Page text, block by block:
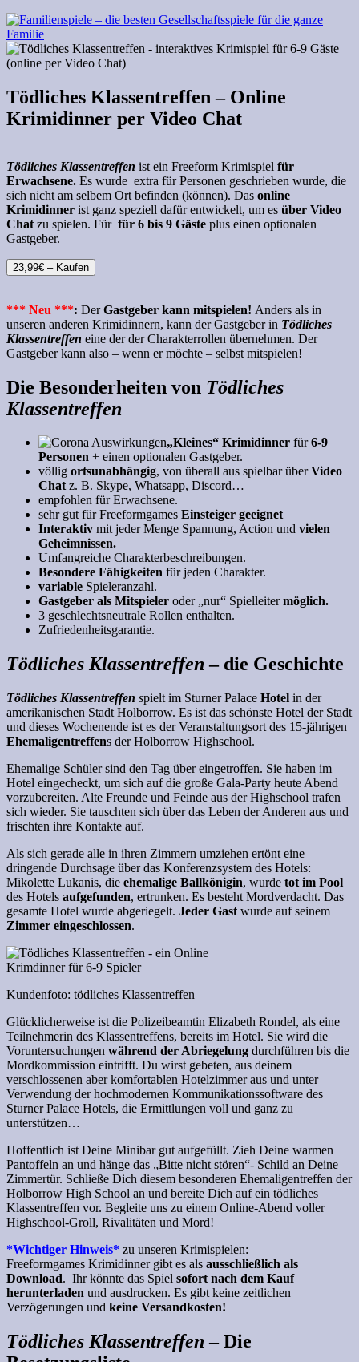
Tödliches Klassentreffen – Online
Krimidinner per Video Chat
Tödliches Klassentreffen ist ein Freeform Krimispiel für
Erwachsene. Es wurde extra für Personen geschrieben wurde, die
sich nicht am selbem Ort befinden (können). Das online
Krimidinner ist ganz speziell dafür entwickelt, um es über Video
Chat zu spielen. Für für 6 bis 9 Gäste plus einen optionalen
Gastgeber.
23,99€ – Kaufen
*** Neu ***: DerGastgeber kann mitspielen! Anders als in
unseren anderen Krimidinnern, kann der Gastgeber in Tödliches
Klassentreffen eine der der Charakterrollen übernehmen. Der
Gastgeber kann also – wenn er möchte – selbst mitspielen!
Die Besonderheiten von Tödliches
Klassentreffen
„Kleines“ Krimidinner für6-9
Personen + einen optionalen Gastgeber.
völlig ortsunabhängig, von überall aus spielbar überVideo
Chatz. B. Skype, Whatsapp, Discord…
empfohlen für Erwachsene.
sehr gut für Freeformgames Einsteiger geeignet
Interaktiv mit jeder Menge Spannung, Action und vielen
Geheimnissen.
Umfangreiche Charakterbeschreibungen.
Besondere Fähigkeiten für jeden Charakter.
variable Spieleranzahl.
Gastgeber als Mitspieler oder „nur“ Spielleitermöglich.
3 geschlechtsneutrale Rollen enthalten.
Zufriedenheitsgarantie.
Tödliches Klassentreffen– die Geschichte
Tödliches Klassentreffen spielt im Sturner Palace Hotel in der
amerikanischen Stadt Holborrow. Es ist das schönste Hotel der Stadt
und dieses Wochenende ist es der Veranstaltungsort des 15-jährigen
Ehemaligentreffens der Holborrow Highschool.
Ehemalige Schüler sind den Tag über eingetroffen. Sie haben im
Hotel eingecheckt, um sich auf die große Gala-Party heute Abend
vorzubereiten. Alte Freunde und Feinde aus der Highschool trafen
sich wieder. Sie tauschten sich über das Leben der Anderen aus und
frischten ihre Kontakte auf.
Als sich gerade alle in ihren Zimmern umziehen ertönt eine
dringende Durchsage über das Konferenzsystem des Hotels:
Mikolette Lukanis, die ehemalige Ballkönigin, wurde tot im Pool
des Hotels aufgefunden, ertrunken. Es besteht Mordverdacht. Das
gesamte Hotel wurde abgeriegelt. Jeder Gast wurde auf seinem
Zimmer eingeschlossen.
Kundenfoto: tödliches Klassentreffen
Glücklicherweise ist die Polizeibeamtin Elizabeth Rondel, als eine
Teilnehmerin des Klassentreffens, bereits im Hotel. Sie wird die
Voruntersuchungen während der Abriegelung durchführen bis die
Mordkommission eintrifft. Du wirst gebeten, aus deinem
verschlossenen aber komfortablen Hotelzimmer aus und unter
Verwendung der hochmodernen Kommunikationssoftware des
Sturner Palace Hotels, die Ermittlungen voll und ganz zu
unterstützen…
Hoffentlich ist Deine Minibar gut aufgefüllt. Zieh Deine warmen
Pantoffeln an und hänge das „Bitte nicht stören“- Schild an Deine
Zimmertür. Schließe Dich diesem besonderen Ehemaligentreffen der
Holborrow High School an und bereite Dich auf ein tödliches
Klassentreffen vor. Begleite uns zu einem Online-Abend voller
Highschool-Groll, Rivalitäten und Mord!
*Wichtiger Hinweis* zu unseren Krimispielen:
Freeformgames Krimidinner gibt es als ausschließlich als
Download. Ihr könnte das Spiel sofort nach dem Kauf
herunterladen und ausdrucken. Es gibt keine zeitlichen
Verzögerungen und keine Versandkosten!
Tödliches Klassentreffen – Die